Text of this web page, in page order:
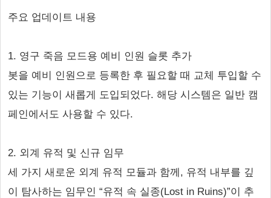
주요 업데이트 내용
1. 영구 죽음 모드용 예비 인원 슬롯 추가
봇을 예비 인원으로 등록한 후 필요할 때 교체 투입할 수
있는 기능이 새롭게 도입되었다. 해당 시스템은 일반 캠
페인에서도 사용할 수 있다.
2. 외계 유적 및 신규 임무
세 가지 새로운 외계 유적 모듈과 함께, 유적 내부를 깊
이 탐사하는 임무인 “유적 속 실종(Lost in Ruins)”이 추